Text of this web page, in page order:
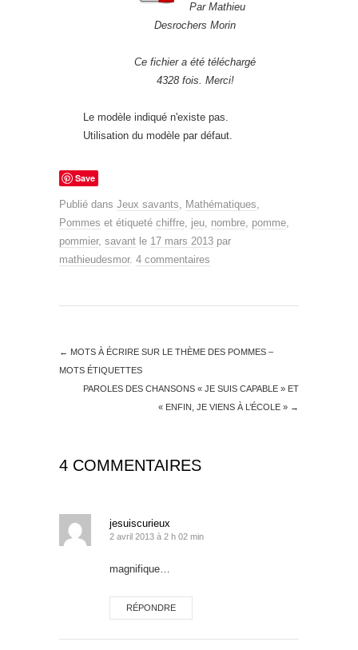
Par Mathieu
Desrochers Morin
Ce fichier a été téléchargé
4328 fois. Merci!
Le modèle indiqué n'existe pas.
Utilisation du modèle par défaut.
Save
Publié dans Jeux savants Mathématiques
Pommes et étiqueté chiffre jeu nombre pomme
pommier, savant le 17 mars 2013 par
mathieudesmor. 4 commentaires
← MOTS À ÉCRIRE SUR LE THÈME DES POMMES –
MOTS ÉTIQUETTES
PAROLES DES CHANSONS « JE SUIS CAPABLE » ET
« ENFIN, JE VIENS À L’ÉCOLE » →
4 COMMENTAIRES
jesuiscurieux
2 avril 2013 à 2 h 02 min
magnifique…
RÉPONDRE